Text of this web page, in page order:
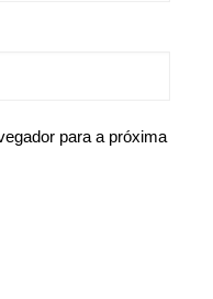
para a próxima